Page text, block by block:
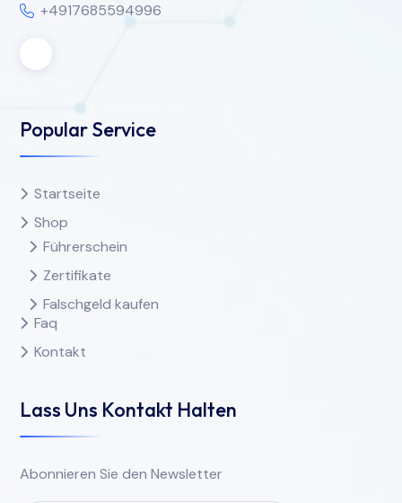
+4917685594996
Popular Service
Startseite
Shop
Führerschein
Zertifikate
Falschgeld kaufen
Faq
Kontakt
Lass Uns Kontakt Halten
Abonnieren Sie den Newsletter